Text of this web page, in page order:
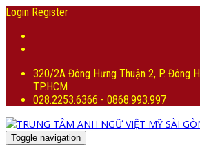
Login Register
320/2A Đông Hưng Thuận 2, P. Đông
TP.HCM
028.2253.6366 - 0868.993.997
Toggle navigation